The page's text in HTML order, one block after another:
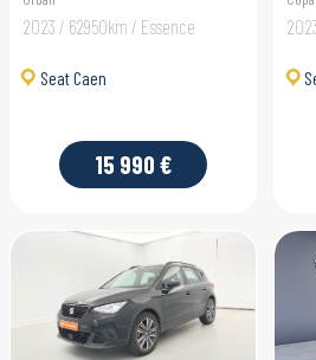
2023 / 62950km / Essence
Seat Caen
15 990 €